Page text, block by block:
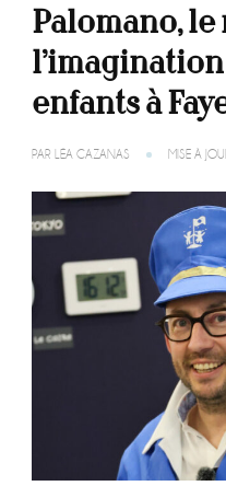
Palomano,
enfants à
PAR LÉA CAZANAS MISE À